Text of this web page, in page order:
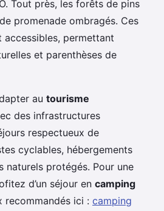
Tout près, les forêts de pins
promenade ombragés. Ces
accessibles, permettant
et parenthèses de
au tourisme
des infrastructures
respectueux de
cyclables, hébergements
naturels protégés. Pour une
d’un séjour en camping
recommandés ici : camping